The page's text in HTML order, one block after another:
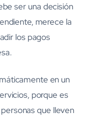
ser una decisión
merece la
los pagos
en un
porque es
que lleven